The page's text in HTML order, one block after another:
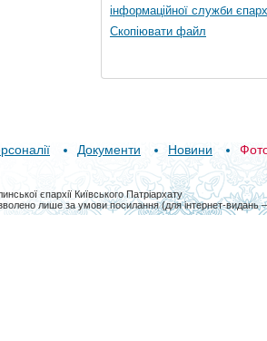
інформаційної служби
Скопіювати файл
Документи Новини
єпархії Київського Патріархату
лише за умови посилання (для інтернет-видань